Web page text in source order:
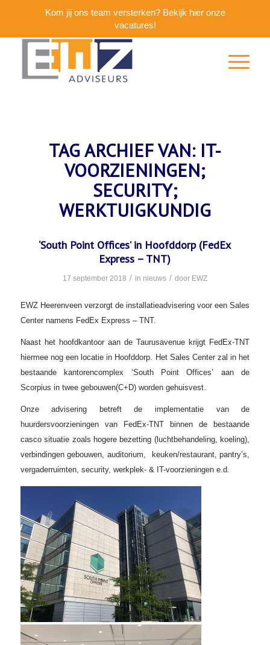
TAG ARCHIEF VAN: IT-
VOORZIENINGEN;
SECURITY;
WERKTUIGKUNDIG
‘South Point Offices’ in Hoofddorp (FedEx
Express – TNT)
17 september 2018 / in nieuws / door EWZ
EWZ Heerenveen verzorgt de installatieadvisering voor een Sales
Center namens FedEx Express – TNT.
Naast het hoofdkantoor aan de Taurusavenue krijgt FedEx-TNT
hiermee nog een locatie in Hoofddorp. Het Sales Center zal in het
bestaande kantorencomplex ‘South Point Offices’ aan de
Scorpius in twee gebouwen(C+D) worden gehuisvest.
Onze advisering betreft de implementatie van de
huurdersvoorzieningen van FedEx-TNT binnen de bestaande
casco situatie zoals hogere bezetting (luchtbehandeling, koeling),
verbindingen gebouwen, auditorium, keuken/restaurant, pantry’s,
vergaderruimten, security, werkplek- & IT-voorzieningen e.d.
Kom jij ons team versterken? Bekijk hier onze
vacatures!